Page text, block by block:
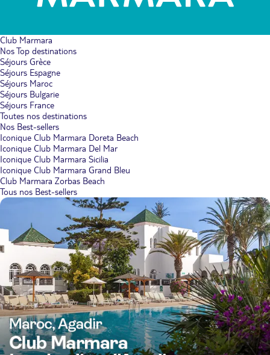
Club Marmara
Nos Top destinations
Séjours Grèce
Séjours Espagne
Séjours Maroc
Séjours Bulgarie
Séjours France
Toutes nos destinations
Nos Best-sellers
Iconique Club Marmara Doreta Beach
Iconique Club Marmara Del Mar
Iconique Club Marmara Sicilia
Iconique Club Marmara Grand Bleu
Club Marmara Zorbas Beach
Tous nos Best-sellers